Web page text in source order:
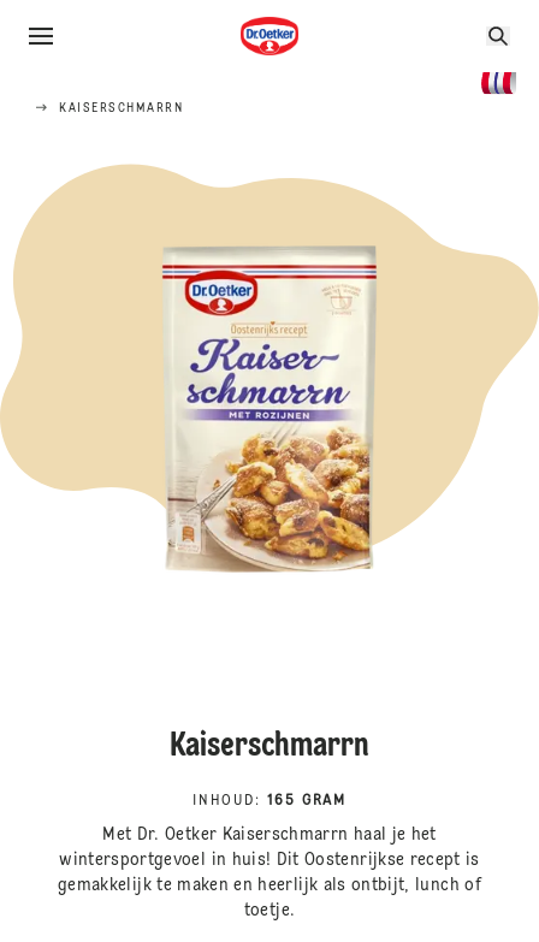
KAISERSCHMARRN
Kaiserschmarrn
INHOUD : 165 GRAM
Met Dr. Oetker Kaiserschmarrn haal je het
wintersportgevoel in huis! Dit Oostenrijkse recept is
gemakkelijk te maken en heerlijk als ontbijt, lunch of
toetje.